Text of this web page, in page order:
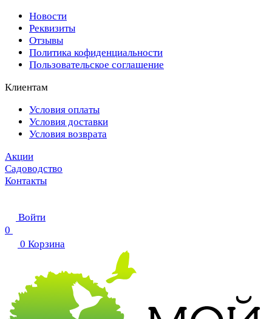
Новости
Реквизиты
Отзывы
Политика кофиденциальности
Пользовательское соглашение
Клиентам
Условия оплаты
Условия доставки
Условия возврата
Акции
Садоводство
Контакты
Войти
0
0 Корзина